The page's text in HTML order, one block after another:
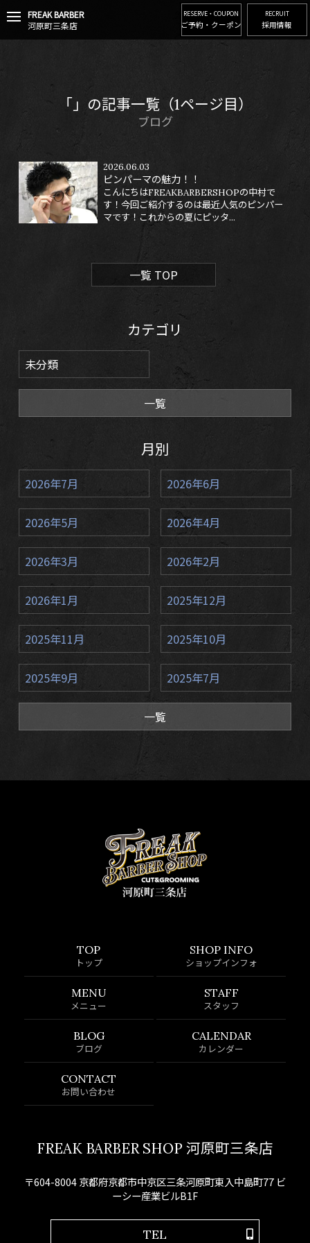
FREAK BARBER
河原町三条店
RESERVE・COUPON
ご予約・クーポン
RECRUIT
採用情報
「」の記事一覧（1ページ目）
ブログ
2026.06.03
ピンパーマの魅力！！
こんにちはFREAKBARBERSHOPの中村で
す！今回ご紹介するのは最近人気のピンパー
マです！これからの夏にピッタ...
一覧 TOP
カテゴリ
未分類
一覧
月別
2026年7月 2026年6月
2026年5月 2026年4月
2026年3月 2026年2月
2026年1月 2025年12月
2025年11月 2025年10月
2025年9月 2025年7月
一覧
TOP
トップ
SHOP INFO
ショップインフォ
MENU
メニュー
STAFF
スタッフ
BLOG
ブログ
CALENDAR
カレンダー
CONTACT
お問い合わせ
FREAK BARBER SHOP 河原町三条店
〒604-8004 京都府京都市中京区三条河原町東入中島町77 ビ
ーシー産業ビルB1F
TEL
t
g
a